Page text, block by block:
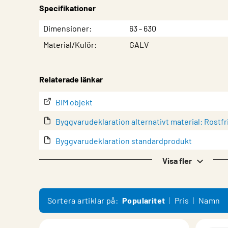
Specifikationer
EgenskapVärde
Dimensioner
63 - 630
Material/Kulör
GALV
Relaterade länkar
BIM objekt
Byggvarudeklaration alternativt material:
Byggvarudeklaration standardprodukt
Datablad
EPD-värden för galvaniserat stål (filtyp: .xlsx)
Visa fler
Sortera artiklar på: Popularitet Pris Namn